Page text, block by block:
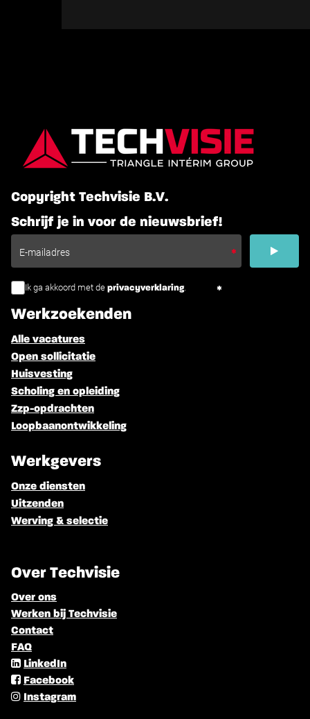
Copyright Techvisie B.V.
Schrijf je in voor de nieuwsbrief!
Ik ga akkoord met de privacyverklaring.
Werkzoekenden
Alle vacatures
Open sollicitatie
Huisvesting
Scholing en opleiding
Zzp-opdrachten
Loopbaanontwikkeling
Werkgevers
Onze diensten
Uitzenden
Werving & selectie
Over Techvisie
Over ons
Werken bij Techvisie
Contact
FAQ
LinkedIn
Facebook
Instagram